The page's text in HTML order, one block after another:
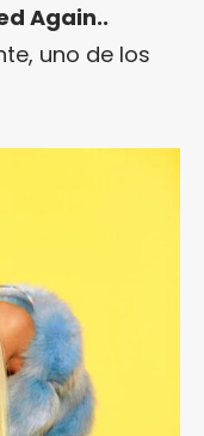
Again..
uno de los